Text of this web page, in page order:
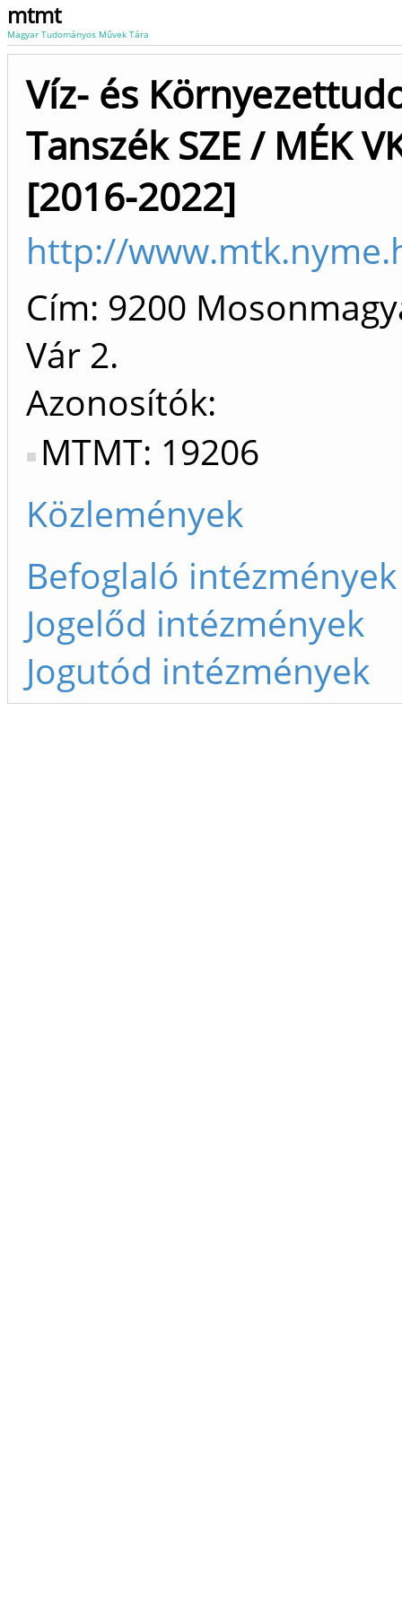
mtmt
Magyar Tudományos Művek Tára
Víz- és
Tanszék SZE / MÉK
[2016-2022]
http://
Cím: 9200
Vár 2.
Azonosítók
MTMT: 19206
Közlemények
Befoglaló intézmények
Jogelőd intézmények
Jogutód intézmények